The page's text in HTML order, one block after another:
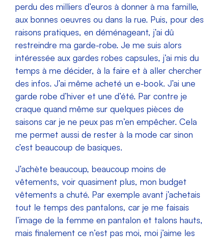
perdu des milliers d’euros à donner à ma famille,
aux bonnes oeuvres ou dans la rue. Puis, pour des
raisons pratiques, en déménageant, j’ai dû
restreindre ma garde-robe.Je me suis alors
intéressée aux gardes robes capsules, j’ai mis du
temps à me décider, à la faire et à aller chercher
des infos. J’ai même acheté un e-book. J’ai une
garde robe d’hiver et une d’été. Par contre je
craque quand même sur quelques pièces de
saisons car je ne peux pas m’en empêcher. Cela
me permet aussi de rester à la mode car sinon
c’est beaucoup de basiques.
J’achète beaucoup, beaucoup moins de
vêtements, voir quasiment plus, mon budget
vêtements a chuté. Par exemple avant j’achetais
tout le temps des pantalons, car je me faisais
l’image de la femme en pantalon et talons hauts,
mais finalement ce n’est pas moi, moi j’aime les